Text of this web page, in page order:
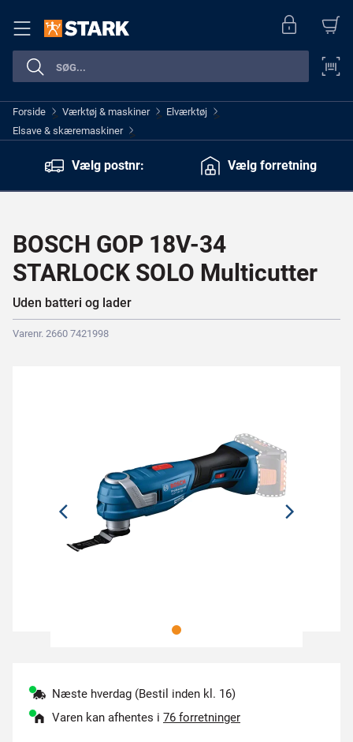
Forside > Værktøj & maskiner > Elværktøj >
Elsave & skæremaskiner >
Vælg postnr:
Vælg forretning
BOSCH GOP 18V-34
STARLOCK SOLO Multicutter
Uden batteri og lader
Varenr. 2660 7421998
Næste hverdag (Bestil inden kl. 16)
Varen kan afhentes i 76 forretninger